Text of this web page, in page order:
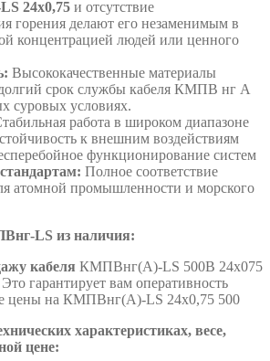
24х0,75 и отсутствие
горения делают его незаменимым в
концентрацией людей или ценного
Высококачественные материалы
срок службы кабеля КМПВ нг А
суровых условиях.
работа в широком диапазоне
к внешним воздействиям
функционирование систем
Полное соответствие
атомной промышленности и морского
LS из наличия:
кабеля КМПВнг(А)-LS 500В 24х075
гарантирует вам оперативность
цены на КМПВнг(А)-LS 24х0,75 500
характеристиках, весе,
цене: